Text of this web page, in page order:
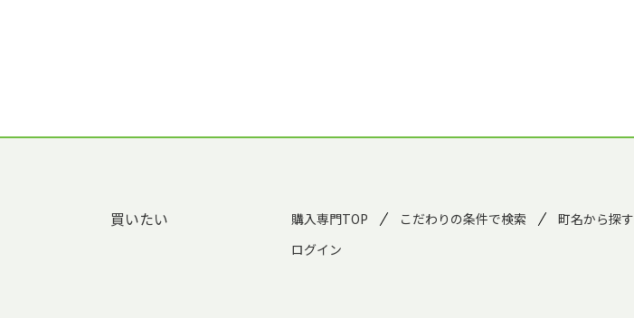
買いたい 購入専門TOP こだわりの条件で検索 町名から探す
ログイン